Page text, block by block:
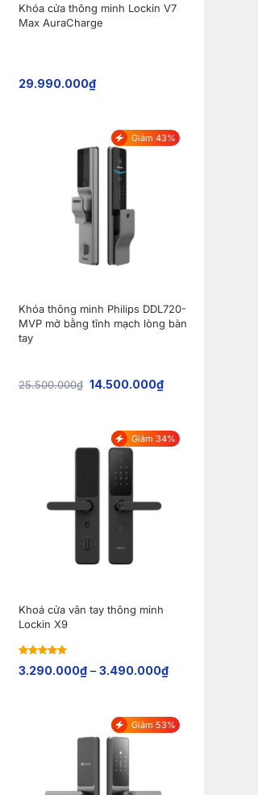
Khóa cửa thông minh Lockin V7
Max AuraCharge
29.990.000₫
Giảm 43%
Khóa thông minh Philips DDL720-
MVP mở bằng tĩnh mạch lòng bàn
tay
25.500.000₫ 14.500.000₫
Giảm 34%
Khoá cửa vân tay thông minh
Lockin X9
Rated 5out
of 5
3.290.000₫–3.490.000₫
Giảm 53%